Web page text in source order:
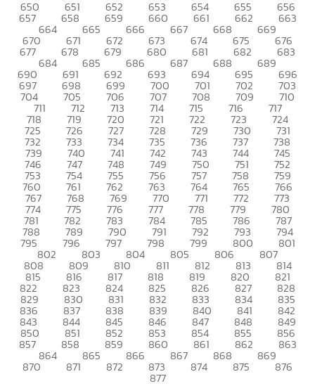
650 651 652 653 654 655 656
657 658 659 660 661 662 663
664 665 666 667 668 669
670 671 672 673 674 675 676
677 678 679 680 681 682 683
684 685 686 687 688 689
690 691 692 693 694 695 696
697 698 699 700 701 702 703
704 705 706 707 708 709 710
711 712 713 714 715 716 717
718 719 720 721 722 723 724
725 726 727 728 729 730 731
732 733 734 735 736 737 738
739 740 741 742 743 744 745
746 747 748 749 750 751 752
753 754 755 756 757 758 759
760 761 762 763 764 765 766
767 768 769 770 771 772 773
774 775 776 777 778 779 780
781 782 783 784 785 786 787
788 789 790 791 792 793 794
795 796 797 798 799 800 801
802 803 804 805 806 807
808 809 810 811 812 813 814
815 816 817 818 819 820 821
822 823 824 825 826 827 828
829 830 831 832 833 834 835
836 837 838 839 840 841 842
843 844 845 846 847 848 849
850 851 852 853 854 855 856
857 858 859 860 861 862 863
864 865 866 867 868 869
870 871 872 873 874 875 876
877